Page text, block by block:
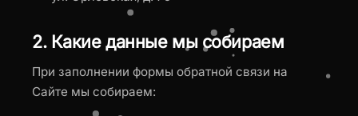
2. Какие данные мы собираем
При заполнении формы обратной связи на
Сайте мы собираем: